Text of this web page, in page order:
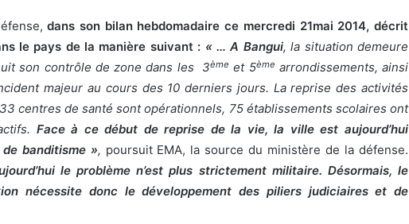
dans son bilan hebdomadaire ce mercredi 21mai 2014, décrit
le pays de la manière suivant : « … A Bangui, la situation demeure
son contrôle de zone dans les 3ème et 5ème arrondissements, ainsi
majeur au cours des 10 derniers jours. La reprise des activités
centres de santé sont opérationnels, 75 établissements scolaires ont
Face à ce début de reprise de la vie, la ville est aujourd’hui
banditisme », poursuit EMA, la source du ministère de la défense.
le problème n’est plus strictement militaire. Désormais, le
nécessite donc le développement des piliers judiciaires et de